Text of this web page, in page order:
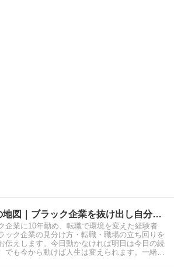
転職の地図｜ブラック企業を抜け出し自分で選ぶキャリアへ
企業に10年勤め、転職で環境を変えた経験者
ック企業の見分け方・転職・職場の立ち回りを
伝えします。今日動かなければ明日は今日の続
でも今から動けば人生は変えられます。一緒に